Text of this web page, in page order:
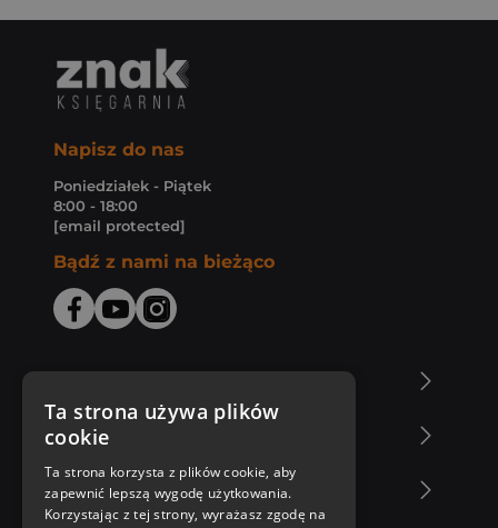
Napisz do nas
Poniedziałek - Piątek
8:00 - 18:00
[email protected]
Bądź z nami na bieżąco
Zakupy u nas
Nasza oferta
Ta strona używa plików
cookie
Ta strona korzysta z plików cookie, aby
zapewnić lepszą wygodę użytkowania.
Korzystając z tej strony, wyrażasz zgodę na